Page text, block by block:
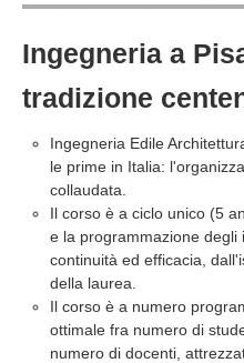
Ingegneria a
tradizione
Ingegneria Edile
le prime in Italia:
collaudata.
Il corso è a ciclo unico (5
e la programmazione
continuità ed efficacia,
della laurea.
Il corso è a numero
ottimale fra numero di
numero di docenti,